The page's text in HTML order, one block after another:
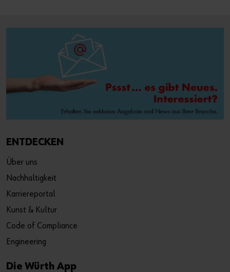
ENTDECKEN
Über uns
Nachhaltigkeit
Karriereportal
Kunst & Kultur
Code of Compliance
Engineering
Die Würth App